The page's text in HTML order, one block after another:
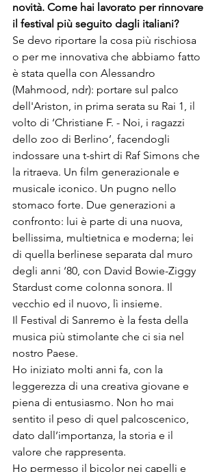
novità. Come hai lavorato per rinnovare
il festival più seguito dagli italiani?
Se devo riportare la cosa più rischiosa
o per me innovativa che abbiamo fatto
è stata quella con Alessandro
(Mahmood, ndr): portare sul palco
dell'Ariston, in prima serata su Rai 1, il
volto di ‘Christiane F. - Noi, i ragazzi
dello zoo di Berlino’, facendogli
indossare una t-shirt di Raf Simons che
la ritraeva. Un film generazionale e
musicale iconico. Un pugno nello
stomaco forte. Due generazioni a
confronto: lui è parte di una nuova,
bellissima, multietnica e moderna; lei
di quella berlinese separata dal muro
degli anni ‘80, con David Bowie-Ziggy
Stardust come colonna sonora. Il
vecchio ed il nuovo, lì insieme.
Il Festival di Sanremo è la festa della
musica più stimolante che ci sia nel
nostro Paese.
Ho iniziato molti anni fa, con la
leggerezza di una creativa giovane e
piena di entusiasmo. Non ho mai
sentito il peso di quel palcoscenico,
dato dall’importanza, la storia e il
valore che rappresenta.
Ho permesso il bicolor nei capelli e